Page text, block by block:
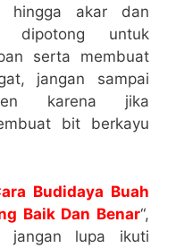
hingga akar dan
dipotong untuk
serta membuat
jangan sampai
karena jika
bit berkayu
Budidaya Buah
Baik Dan Benar“,
jangan lupa ikuti